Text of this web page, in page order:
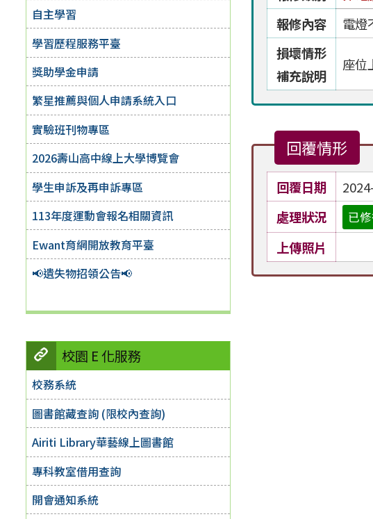
自主學習
學習歷程服務平臺
獎助學金申請
繁星推薦與個人申請系統入口
實驗班刊物專區
2026壽山高中線上大學博覽會
學生申訴及再申訴專區
113年度運動會報名相關資訊
Ewant育網開放教育平臺
📢遺失物招領公告📢
校園 E 化服務
校務系統
圖書館藏查詢 (限校內查詢)
Airiti Library華藝線上圖書館
專科教室借用查詢
開會通知系統
報修內容
電燈
損壞情形
補充說明
座位
回覆情形
回覆日期
處理狀況
已
上傳照片